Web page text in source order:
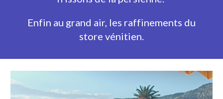
Enfin au grand air, les raffinements du
store vénitien.